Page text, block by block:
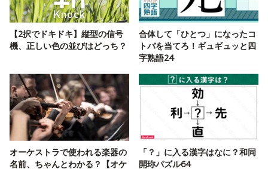
【2択でドキドキ】縦型の信号
機、正しい色の並びはどっち？
合体して「ひとつ」になったコ
トバを当てろ！ギュギュッと四
字熟語24
オーケストラで使われる楽器の
名前、ちゃんとわかる？【オケ
「？」に入る漢字はなに？和同
開珎パズル64